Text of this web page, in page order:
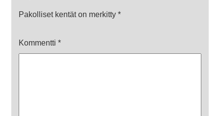
Pakolliset kentät on merkitty *
Kommentti *